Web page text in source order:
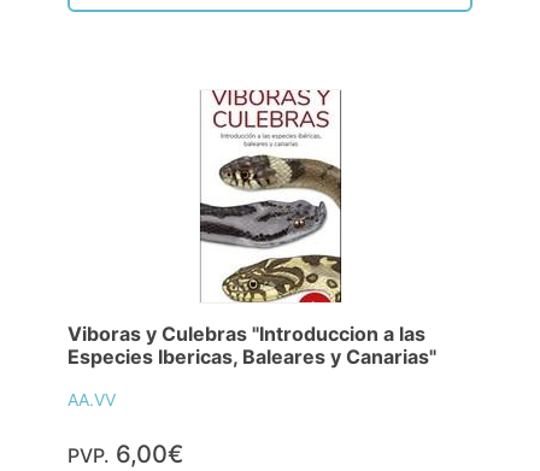
Viboras y Culebras "Introduccion a las
Especies Ibericas, Baleares y Canarias"
AA.VV
PVP. 6,00€